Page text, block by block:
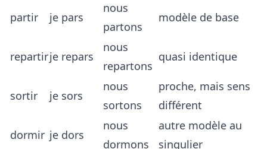
partir je pars
nous
partons
modèle de base
repartirje repars
nous
repartons
quasi identique
sortir je sors
nous
sortons
proche, mais sens
différent
dormir je dors
nous
dormons
autre modèle au
singulier